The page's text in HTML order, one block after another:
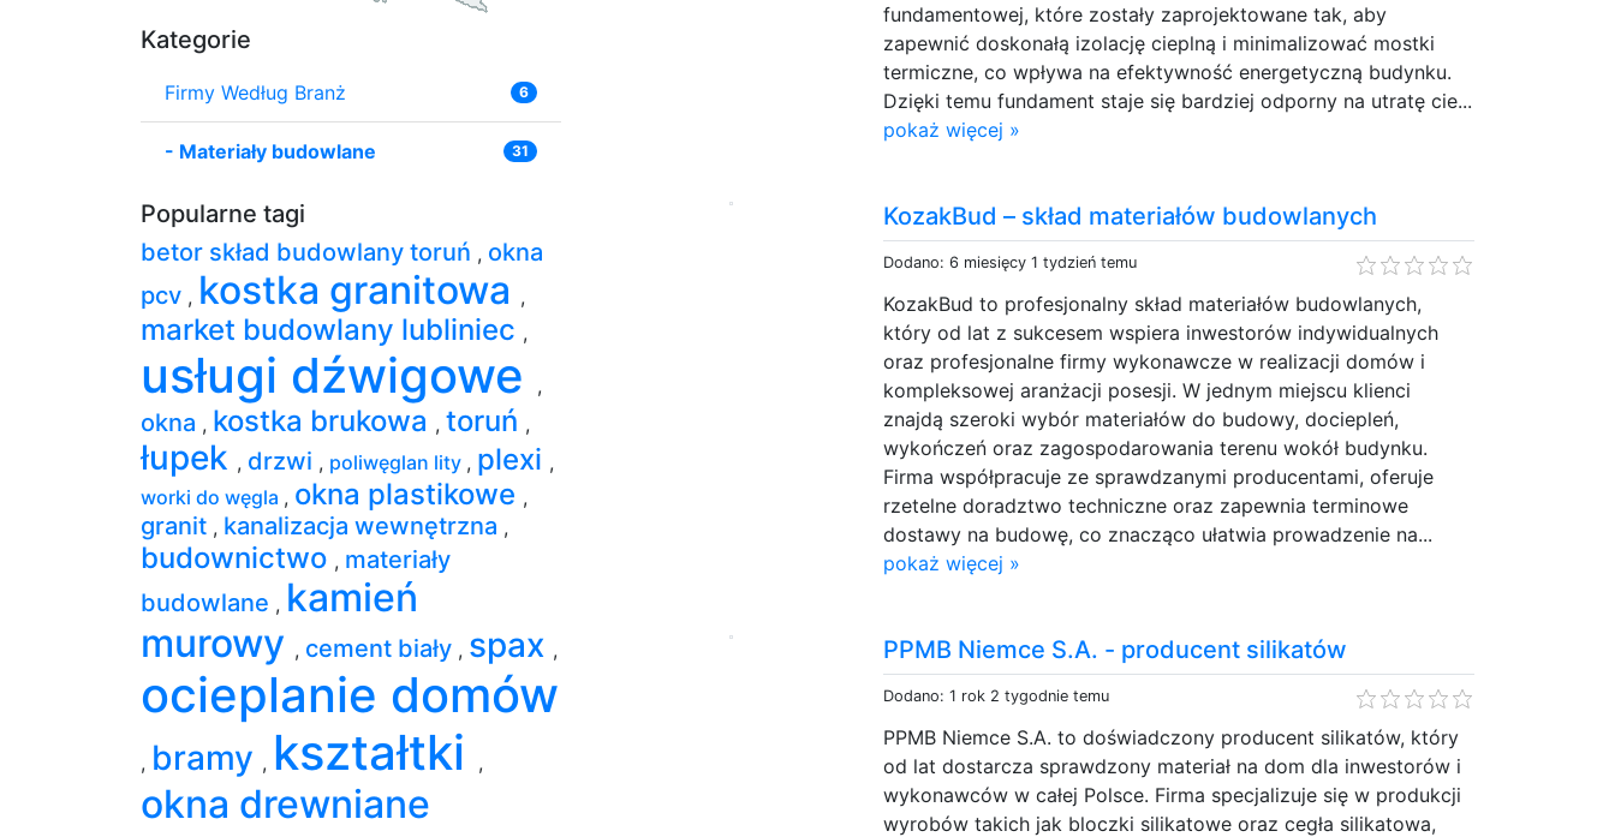
fundamentowej, które zostały zaprojektowane tak, aby
zapewnić doskonałą izolację cieplną i minimalizować mostki
termiczne, co wpływa na efektywność energetyczną budynku.
Dzięki temu fundament staje się bardziej odporny na utratę cie...
pokaż więcej »
KozakBud – skład materiałów budowlanych
Dodano: 6 miesięcy 1 tydzień temu
KozakBud to profesjonalny skład materiałów budowlanych,
który od lat z sukcesem wspiera inwestorów indywidualnych
oraz profesjonalne firmy wykonawcze w realizacji domów i
kompleksowej aranżacji posesji. W jednym miejscu klienci
znajdą szeroki wybór materiałów do budowy, dociepleń,
wykończeń oraz zagospodarowania terenu wokół budynku.
Firma współpracuje ze sprawdzanymi producentami, oferuje
rzetelne doradztwo techniczne oraz zapewnia terminowe
dostawy na budowę, co znacząco ułatwia prowadzenie na...
pokaż więcej »
PPMB Niemce S.A. - producent silikatów
Dodano: 1 rok 2 tygodnie temu
PPMB Niemce S.A. to doświadczony producent silikatów, który
od lat dostarcza sprawdzony materiał na dom dla inwestorów i
wykonawców w całej Polsce. Firma specjalizuje się w produkcji
wyrobów takich jak bloczki silikatowe oraz cegła silikatowa,
Kategorie
Firmy Według Branż 6
- Materiały budowlane 31
Popularne tagi
betor skład budowlany toruń , okna
pcv , kostka granitowa ,
market budowlany lubliniec ,
usługi dźwigowe ,
okna , kostka brukowa , toruń ,
łupek , drzwi , poliwęglan lity , plexi ,
worki do węgla , okna plastikowe ,
granit , kanalizacja wewnętrzna ,
budownictwo , materiały
budowlane , kamień
murowy , cement biały , spax ,
ocieplanie domów
, bramy , kształtki ,
okna drewniane